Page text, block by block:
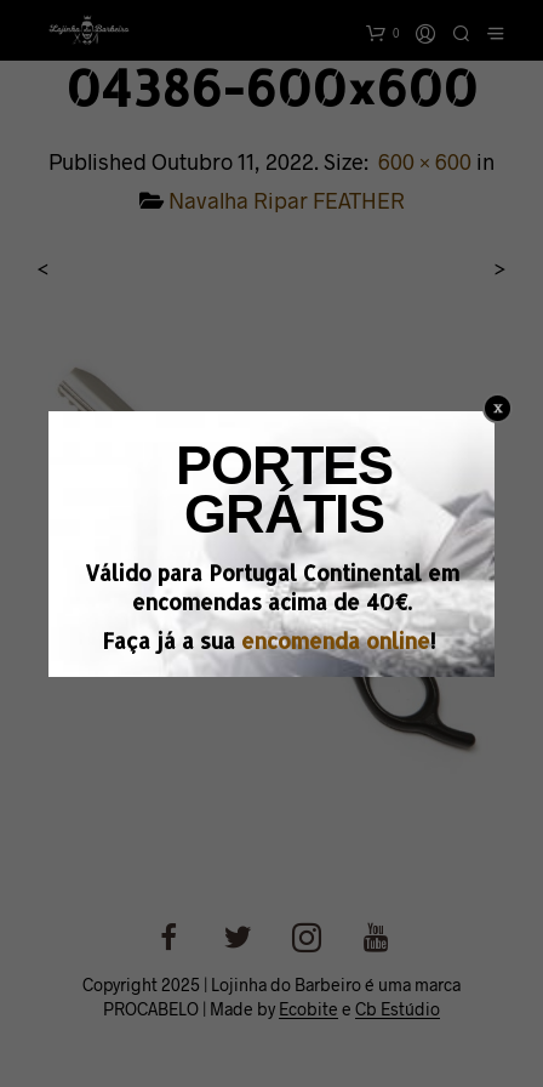
0
04386-600×600
Published Outubro 11, 2022. Size: 600 × 600 in
Navalha Ripar FEATHER
< >
Copyright 2025 | Lojinha do Barbeiro é uma marca
PROCABELO | Made by Ecobite e Cb Estúdio
PORTES
GRÁTIS
Válido para Portugal Continental em
encomendas acima de 40€.
Faça já a sua encomenda online!